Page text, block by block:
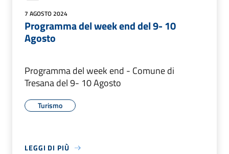
7 AGOSTO 2024
Programma del week end del 9- 10
Agosto
Programma del week end - Comune di
Tresana del 9- 10 Agosto
Turismo
LEGGI DI PIÙ